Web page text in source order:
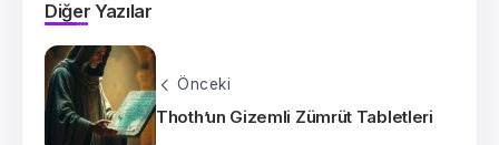
Diğer Yazılar
Önceki
Thoth’un Gizemli Zümrüt Tabletleri